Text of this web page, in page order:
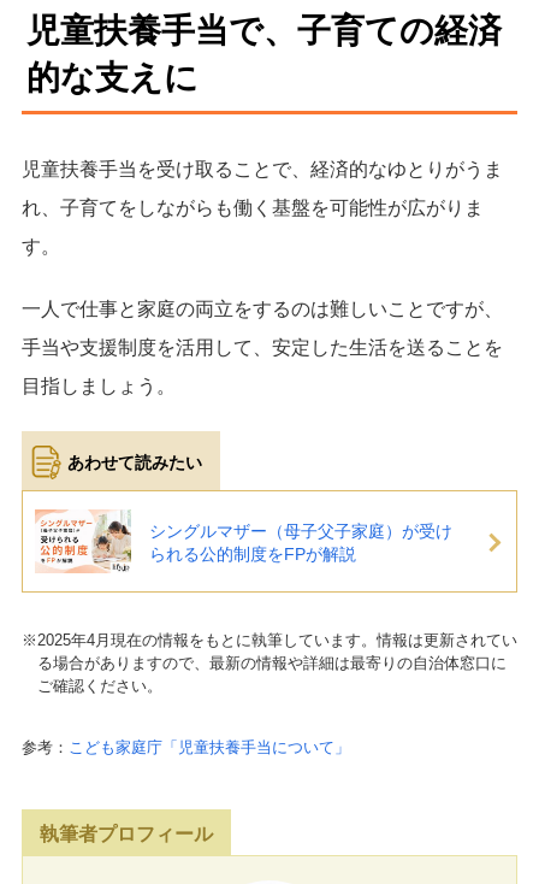
児童扶養手当で、子育ての経済
的な支えに
児童扶養手当を受け取ることで、経済的なゆとりがうま
れ、子育てをしながらも働く基盤を可能性が広がりま
す。
一人で仕事と家庭の両立をするのは難しいことですが、
手当や支援制度を活用して、安定した生活を送ることを
目指しましょう。
シングルマザー（母子父子家庭）が受け
られる公的制度をFPが解説
※2025年4月現在の情報をもとに執筆しています。情報は更新されてい
る場合がありますので、最新の情報や詳細は最寄りの自治体窓口に
ご確認ください。
参考： こども家庭庁「児童扶養手当について」
執筆者プロフィール